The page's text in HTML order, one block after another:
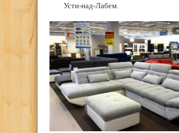
Усти-над-Лабем.